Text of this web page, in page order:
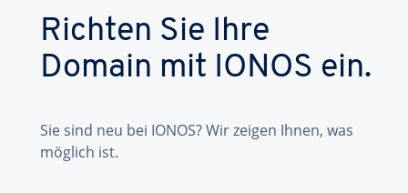
Richten Sie Ihre
Domain mit IONOS ein.
Sie sind neu bei IONOS? Wir zeigen Ihnen, was
möglich ist.